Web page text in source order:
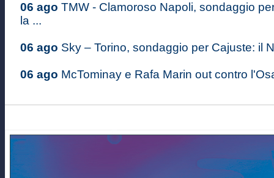
06 ago TMW - Clamoroso Napoli, sondaggio
la ...
06 ago Sky – Torino, sondaggio per Cajuste: il
06 ago McTominay e Rafa Marin out contro